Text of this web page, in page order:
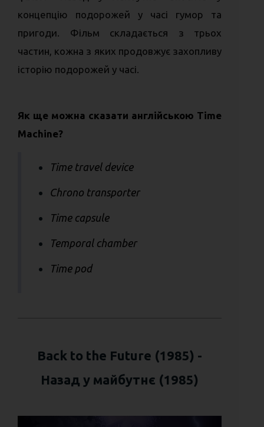
концепцію подорожей у часі гумор та
пригоди. Фільм складається з трьох
частин, кожна з яких продовжує захопливу
історію подорожей у часі.
Як ще можна сказати англійською Time
Machine?
Time travel device
Chrono transporter
Time capsule
Temporal chamber
Time pod
Back to the Future (1985) -
Назад у майбутнє (1985)